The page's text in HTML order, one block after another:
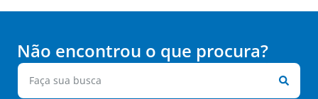
Não encontrou o que procura?